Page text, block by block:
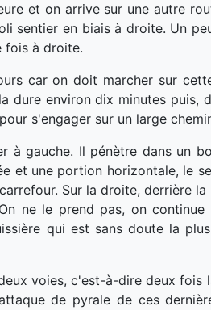
et on arrive sur une autre
sentier en biais à droite. Un
fois à droite.
car on doit marcher sur
dure environ dix minutes puis,
s'engager sur un large
à gauche. Il pénètre dans un
et une portion horizontale, le
Sur la droite, derrière la
ne le prend pas, on continue
qui est sans doute la
voies, c'est-à-dire deux fois
de pyrale de ces